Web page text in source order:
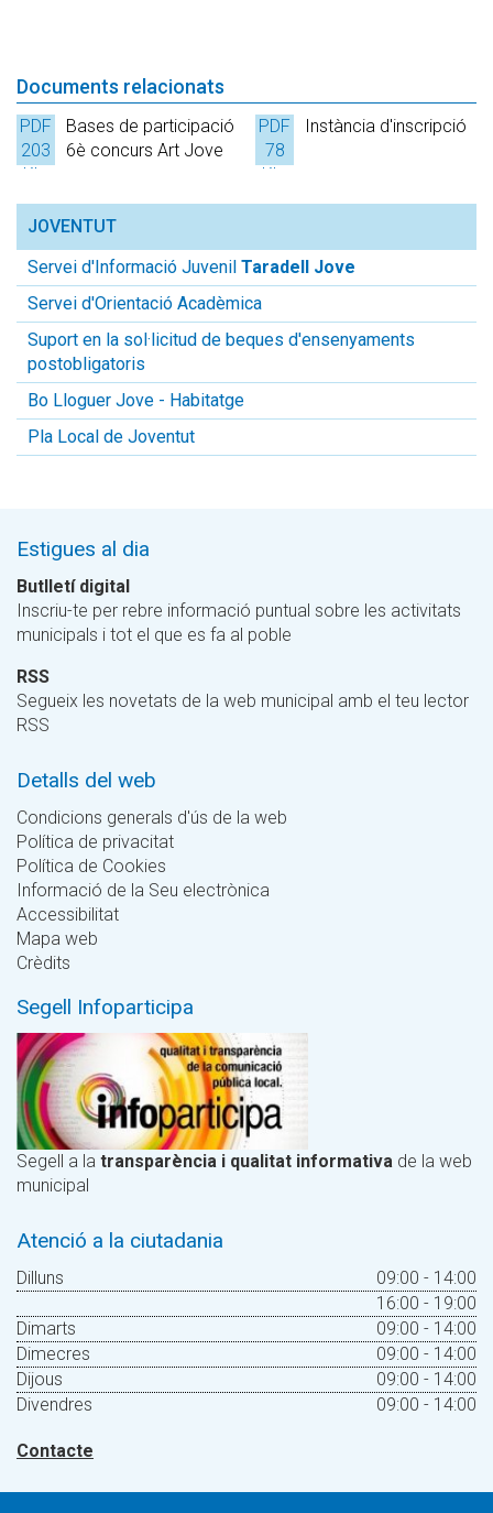
Documents relacionats
PDF
203
Kb.
Bases de participació
6è concurs Art Jove
PDF
78
Kb.
Instància d'inscripció
JOVENTUT
Servei d'Informació Juvenil Taradell Jove
Servei d'Orientació Acadèmica
Suport en la sol·licitud de beques d'ensenyaments
postobligatoris
Bo Lloguer Jove - Habitatge
Pla Local de Joventut
Estigues al dia
Butlletí digital
Inscriu-te per rebre informació puntual sobre les activitats
municipals i tot el que es fa al poble
RSS
Segueix les novetats de la web municipal amb el teu lector
RSS
Detalls del web
Condicions generals d'ús de la web
Política de privacitat
Política de Cookies
Informació de la Seu electrònica
Accessibilitat
Mapa web
Crèdits
Segell Infoparticipa
Segell a la transparència i qualitat informativa de la web
municipal
Atenció a la ciutadania
Dilluns
09:00 - 14:00
16:00 - 19:00
Dimarts
09:00 - 14:00
Dimecres
09:00 - 14:00
Dijous
09:00 - 14:00
Divendres
09:00 - 14:00
Contacte